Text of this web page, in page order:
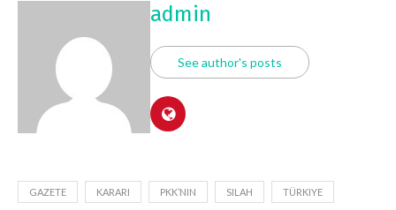
admin
See author's posts
GAZETE KARARI PKK’NIN SILAH TÜRKIYE